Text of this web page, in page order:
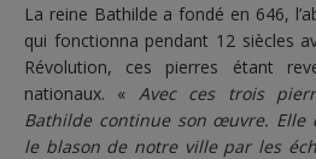
La reine Bathilde a fondé en 646,
qui fonctionna pendant 12 siècles
Révolution, ces pierres étant
nationaux. « Avec ces trois
Bathilde continue son œuvre. Elle
le blason de notre ville par les